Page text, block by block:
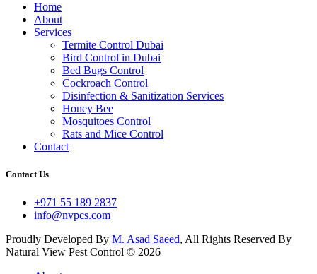
Home
About
Services
Termite Control Dubai
Bird Control in Dubai
Bed Bugs Control
Cockroach Control
Disinfection & Sanitization Services
Honey Bee
Mosquitoes Control
Rats and Mice Control
Contact
Contact Us
+971 55 189 2837
info@nvpcs.com
Proudly Developed By M. Asad Saeed, All Rights Reserved By
Natural View Pest Control © 2026